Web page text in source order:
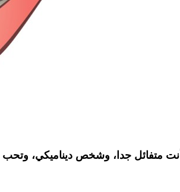
أنت متفائل جدا، وشخص ديناميكي، وتحب